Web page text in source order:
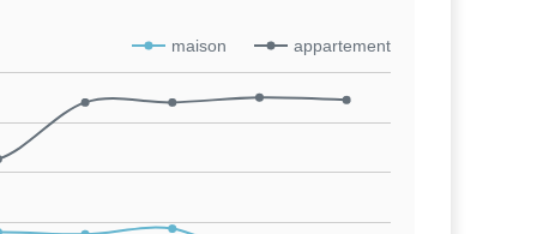
maison appartement